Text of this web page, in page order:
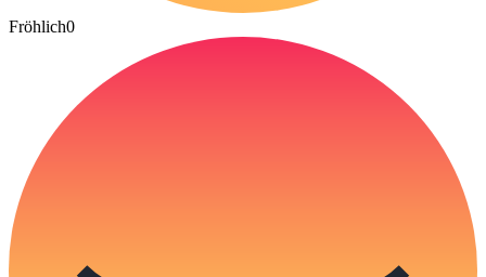
Fröhlich0